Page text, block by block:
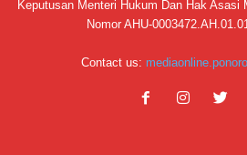
Keputusan Menteri Hukum Dan Hak Asasi
Nomor AHU-
Contact us: